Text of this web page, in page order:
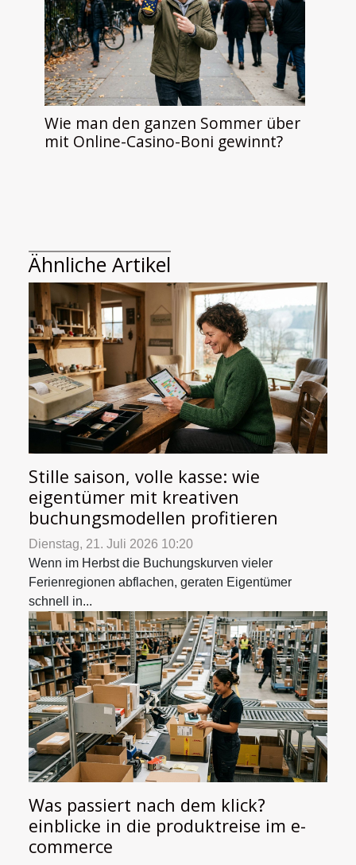
Wie man den ganzen Sommer über
mit Online-Casino-Boni gewinnt?
Ähnliche Artikel
Stille saison, volle kasse: wie
eigentümer mit kreativen
buchungsmodellen profitieren
Dienstag, 21. Juli 2026 10:20
Wenn im Herbst die Buchungskurven vieler
Ferienregionen abflachen, geraten Eigentümer
schnell in...
Was passiert nach dem klick?
einblicke in die produktreise im e-
commerce